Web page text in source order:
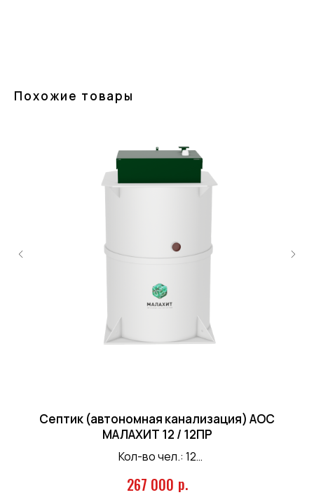
Похожие товары
Септик (автономная канализация) АОС
МАЛАХИТ 12 / 12ПР
Кол-во чел.: 12
Произв-ть: 2,5 м.куб/сутки
267 000 р.
Юридическая информация
Септики